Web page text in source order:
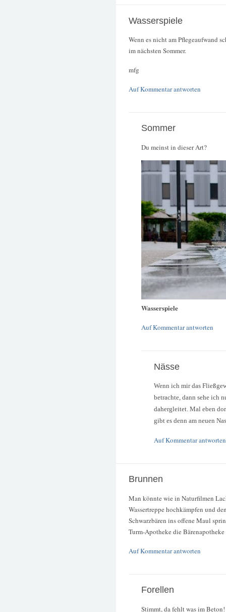
Wasserspiele
Wenn es nicht am Pflegeaufwand
im nächsten Sommer.
mfg
Auf Kommentar antworten
Sommer
Du meinst in dieser Art?
Wasserspiele
Auf Kommentar antworten
Nässe
Wenn ich mir das
betrachte, dann sehe ich
dahergleitet. Mal eben
gibt es denn am neuen
Auf Kommentar antworten
Brunnen
Man könnte wie in Naturfilmen
Wassertreppe hochkämpfen und
Schwarzbären ins offene Maul
Turm-Apotheke die
Auf Kommentar antworten
Forellen
Stimmt, da fehlt was im Beton!